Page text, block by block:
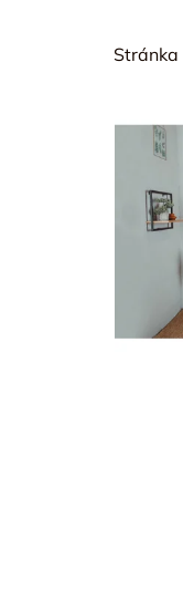
Stránka
V